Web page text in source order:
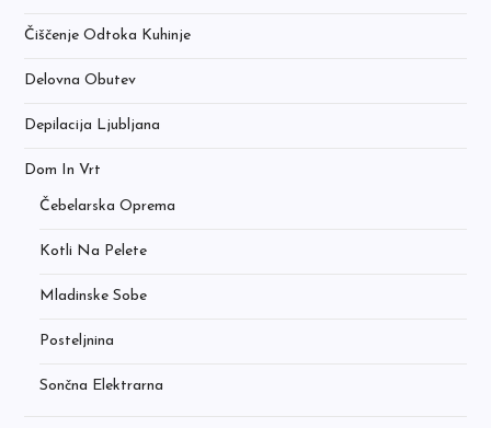
Čiščenje Odtoka Kuhinje
Delovna Obutev
Depilacija Ljubljana
Dom In Vrt
Čebelarska Oprema
Kotli Na Pelete
Mladinske Sobe
Posteljnina
Sončna Elektrarna